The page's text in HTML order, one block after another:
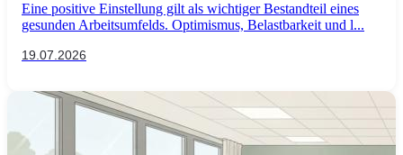
von Mitarbeitenden
Eine positive Einstellung gilt als wichtiger Bestandteil eines
gesunden Arbeitsumfelds. Optimismus, Belastbarkeit und l...
19.07.2026